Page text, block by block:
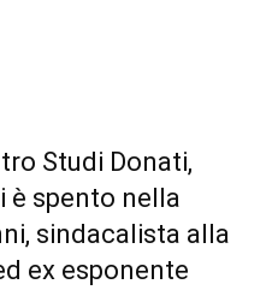
Studi Donati,
è spento nella
sindacalista alla
ex esponente